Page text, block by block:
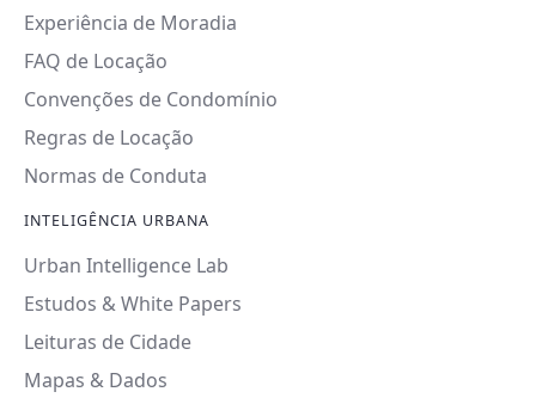
Experiência de Moradia
FAQ de Locação
Convenções de Condomínio
Regras de Locação
Normas de Conduta
INTELIGÊNCIA URBANA
Urban Intelligence Lab
Estudos & White Papers
Leituras de Cidade
Mapas & Dados